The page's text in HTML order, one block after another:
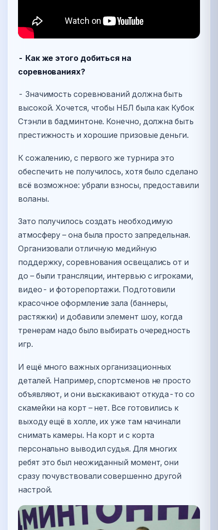
- Как же этого добиться на
соревнованиях?
- Значимость соревнований должна быть
высокой. Хочется, чтобы НБЛ была как Кубок
Стэнли в бадминтоне. Конечно, должна быть
престижность и хорошие призовые деньги.
К сожалению, с первого же турнира это
обеспечить не получилось, хотя было сделано
всё возможное: убрали взносы, предоставили
воланы.
Зато получилось создать необходимую
атмосферу – она была просто запредельная.
Организовали отличную медийную
поддержку, соревнования освещались от и
до – были трансляции, интервью с игроками,
видео- и фоторепортажи. Подготовили
красочное оформление зала (баннеры,
растяжки) и добавили элемент шоу, когда
тренерам надо было выбирать очередность
игр.
И ещё много важных организационных
деталей. Например, спортсменов не просто
объявляют, и они выскакивают откуда-то со
скамейки на корт – нет. Все готовились к
выходу ещё в холле, их уже там начинали
снимать камеры. На корт и с корта
персонально выводил судья. Для многих
ребят это был неожиданный момент, они
сразу почувствовали совершенно другой
настрой.